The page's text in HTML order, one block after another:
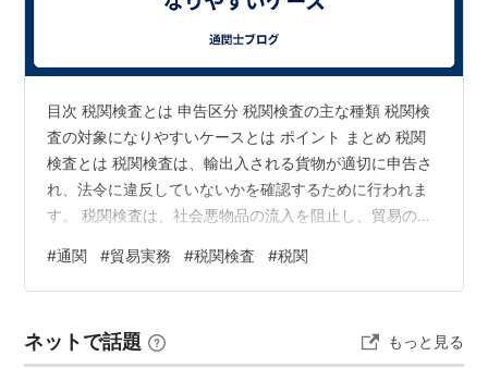
目次 税関検査とは 申告区分 税関検査の主な種類 税関検
査の対象になりやすいケースとは ポイント まとめ 税関
検査とは 税関検査は、輸出入される貨物が適切に申告さ
れ、法令に違反していないかを確認するために行われま
す。 税関検査は、社会悪物品の流入を阻止し、貿易の秩
ことを目的に行われます。具体的には、次のような観点
から、輸入申告の内容と現品との同一性の確認が行われ
ド等の知的財産侵害物品等といった輸入が禁じられてい
#通関 #貿易実務 #税関検査 #税関
ネットで話題 もっと見る